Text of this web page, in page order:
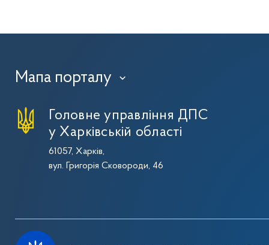
Мапа порталу ›
Головне управління ДПС
у Харківській області
61057, Харків,
вул. Григорія Сковороди, 46